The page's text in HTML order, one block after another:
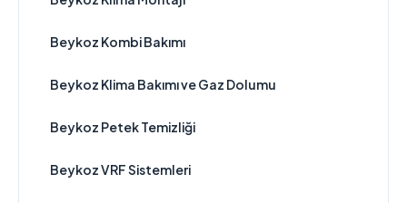
Beykoz Kombi Bakımı
Beykoz Klima Bakımı ve Gaz Dolumu
Beykoz Petek Temizliği
Beykoz VRF Sistemleri